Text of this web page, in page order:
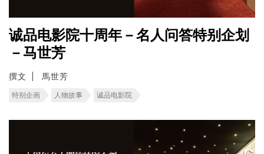
诚品电影院十周年－名人问答特别企划
－马世芳
撰文 馬世芳
特别企画 人物故事 诚品电影院